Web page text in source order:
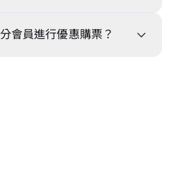
會員進行優惠購票？